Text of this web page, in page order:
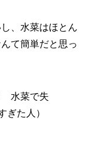
、水菜はほとん
て簡単だと思っ
水菜で失
た人）